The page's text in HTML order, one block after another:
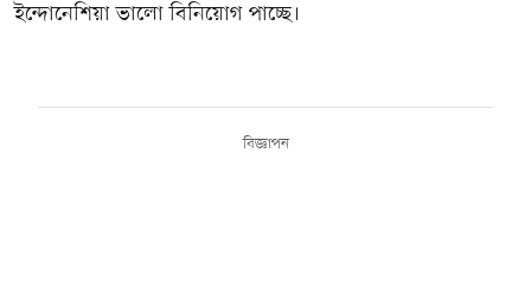
ইন্দোনেশিয়া ভালো বিনিয়োগ পাচ্ছে।
বিজ্ঞাপন